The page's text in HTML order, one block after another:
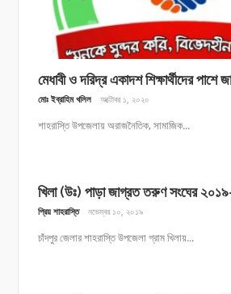
মেধাবী ও দরিদ্র একাদশ শিক্ষার্থীদের
মোঃ ইব্রাহিম খলিল অক্টোবর ১, ২০২০
শাহরাস্তি উপজেলায় অরাজনৈতিক, সামাজিক...
খিলা (উঃ) পাড়া জাগ্রত তরুণ সংঘের
প্রিয় শাহরাস্তি নভেম্বর ১০, ২০১৯
চাঁদপুর জেলার শাহরাস্তি উপজেলা গ্রাম খিলায়...